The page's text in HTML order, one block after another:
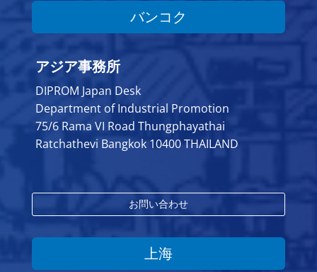
バンコク
アジア事務所
DIPROM Japan Desk
Department of Industrial Promotion
75/6 Rama VI Road Thungphayathai
Ratchathevi Bangkok 10400 THAILAND
お問い合わせ
上海